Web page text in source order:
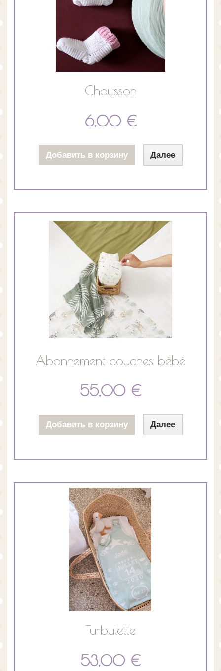
Chausson
6,00 €
Добавить в корзину Далее
Abonnement couches bébé
55,00 €
Добавить в корзину Далее
Turbulette
53,00 €